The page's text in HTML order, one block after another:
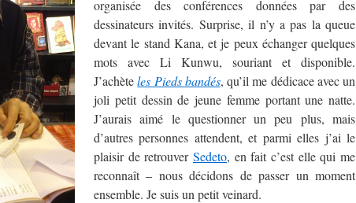
organisée des conférences données par des
dessinateurs invités. Surprise, il n’y a pas la queue
devant le stand Kana, et je peux échanger quelques
mots avec Li Kunwu, souriant et disponible.
J’achèteles Pieds bandés, qu’il me dédicace avec un
joli petit dessin de jeune femme portant une natte.
J’aurais aimé le questionner un peu plus, mais
d’autres personnes attendent, et parmi elles j’ai le
plaisir de retrouver Sedeto, en fait c’est elle qui me
reconnaît – nous décidons de passer un moment
ensemble. Je suis un petit veinard.